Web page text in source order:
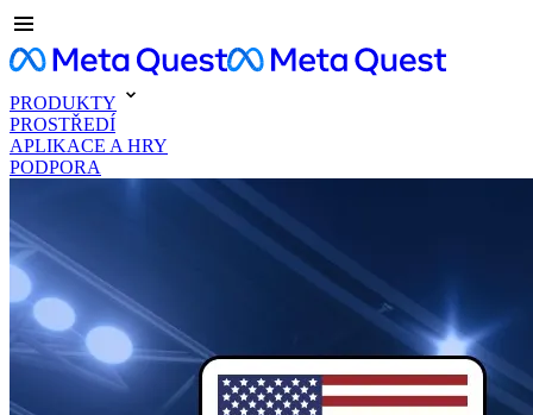
PRODUKTY
PROSTŘEDÍ
APLIKACE A HRY
PODPORA